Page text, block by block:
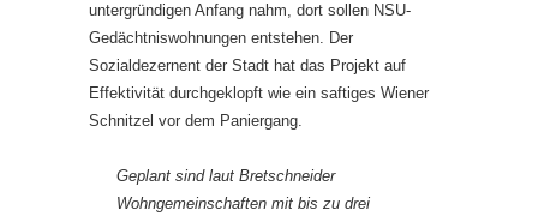
untergründigen Anfang nahm, dort sollen NSU-
Gedächtniswohnungen entstehen. Der
Sozialdezernent der Stadt hat das Projekt auf
Effektivität durchgeklopft wie ein saftiges Wiener
Schnitzel vor dem Paniergang.
Geplant sind laut Bretschneider
Wohngemeinschaften mit bis zu drei